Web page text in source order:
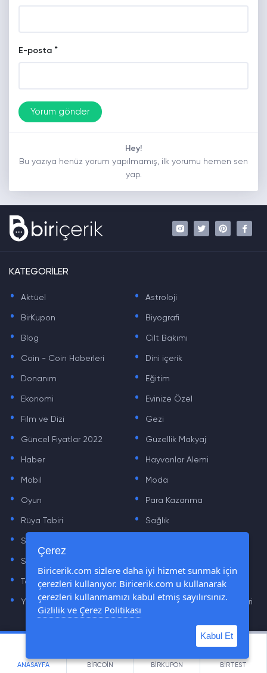
ANASAYFA BİRCOİN BİRKUPON BİRTEST
E-posta *
Hey!
Bu yazıya henüz yorum yapılmamış, ilk yorumu hemen sen
yap.
KATEGORİLER
. Aktüel . Astroloji
. BirKupon . Biyografi
. Blog . Cilt Bakımı
. Coin - Coin Haberleri . Dini içerik
. Donanım . Eğitim
. Ekonomi . Evinize Özel
. Film ve Dizi . Gezi
. Güncel Fiyatlar 2022 . Güzellik Makyaj
. Haber . Hayvanlar Alemi
. Mobil . Moda
. Oyun . Para Kazanma
. Rüya Tabiri . Sağlık
. Sinema .
. Sözler
. Teknoloji Haberleri . Yaşam
. Yazılım Haberleri . Yiyecek Önerileri ve Tarifleri
Çerez
Biricerik.com sizlere daha iyi hizmet sunmak için
çerezleri kullanıyor. Biricerik.com u kullanarak
çerezleri kullanmamızı kabul etmiş sayılırsınız.
Gizlilik ve Çerez Politikası
Kabul Et